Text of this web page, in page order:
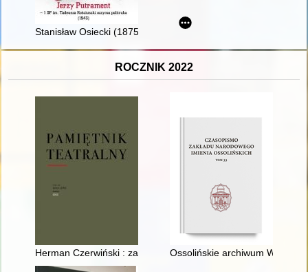
Stanisław Osiecki (1875-1967) - recenzja]
ROCZNIK 2022
Herman Czerwiński : zapomniany krytyk z getta
Ossolińskie archiwum